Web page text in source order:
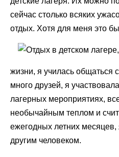
сейчас столько всяких
отдых. Хотя для меня это
жизни, я училась общаться
много друзей, я
лагерных мероприятиях,
необычайным теплом и
ежегодных летних
другим человеком.